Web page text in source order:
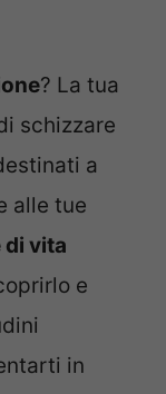
? La tua
schizzare
a
alle tue
di vita
e
in